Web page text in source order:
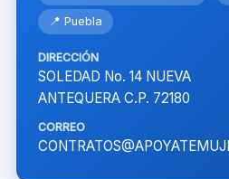
📍 Puebla
DIRECCIÓN
SOLEDAD No. 14 NUEVA
ANTEQUERA C.P. 72180
CORREO